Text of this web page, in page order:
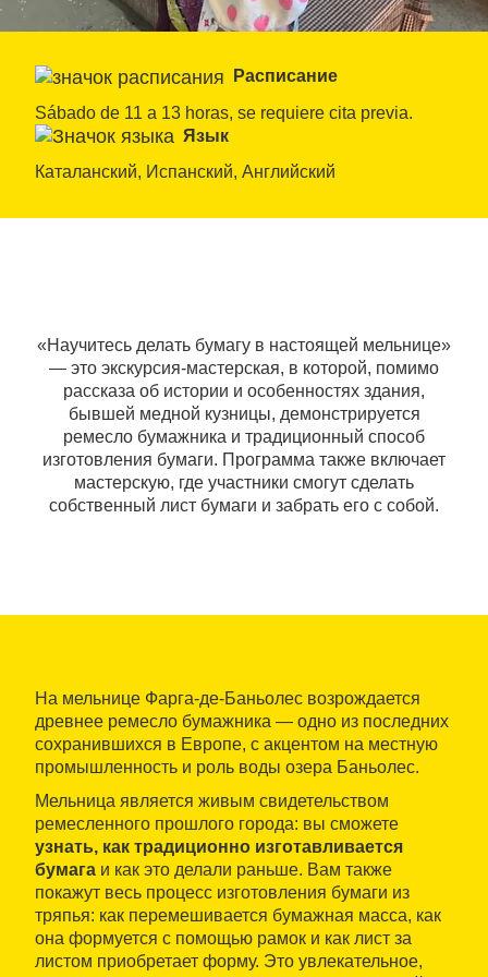
Расписание
Sábado de 11 a 13 horas, se requiere cita previa.
Язык
Каталанский, Испанский, Английский
«Научитесь делать бумагу в настоящей мельнице»
— это экскурсия-мастерская, в которой, помимо
рассказа об истории и особенностях здания,
бывшей медной кузницы, демонстрируется
ремесло бумажника и традиционный способ
изготовления бумаги. Программа также включает
мастерскую, где участники смогут сделать
собственный лист бумаги и забрать его с собой.
На мельнице Фарга-де-Баньолес возрождается
древнее ремесло бумажника — одно из последних
сохранившихся в Европе, с акцентом на местную
промышленность и роль воды озера Баньолес.
Мельница является живым свидетельством
ремесленного прошлого города: вы сможете
узнать, как традиционно изготавливается
бумага и как это делали раньше. Вам также
покажут весь процесс изготовления бумаги из
тряпья: как перемешивается бумажная масса, как
она формуется с помощью рамок и как лист за
листом приобретает форму. Это увлекательное,